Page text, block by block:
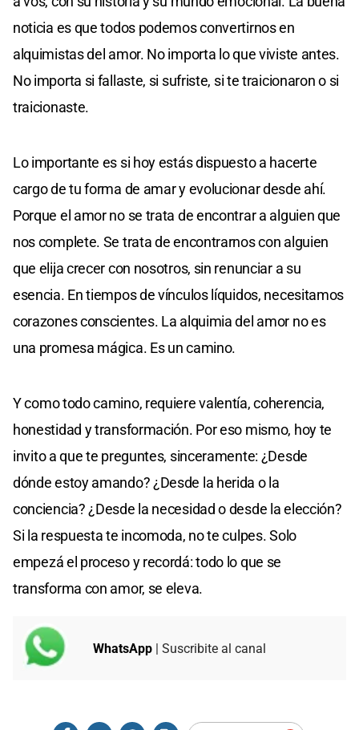
noticia es que todos podemos convertirnos en
alquimistas del amor. No importa lo que viviste antes.
No importa si fallaste, si sufriste, si te traicionaron o si
traicionaste.
Lo importante es si hoy estás dispuesto a hacerte
cargo de tu forma de amar y evolucionar desde ahí.
Porque el amor no se trata de encontrar a alguien que
nos complete. Se trata de encontrarnos con alguien
que elija crecer con nosotros, sin renunciar a su
esencia. En tiempos de vínculos líquidos, necesitamos
corazones conscientes. La alquimia del amor no es
una promesa mágica. Es un camino.
Y como todo camino, requiere valentía, coherencia,
honestidad y transformación. Por eso mismo, hoy te
invito a que te preguntes, sinceramente: ¿Desde
dónde estoy amando? ¿Desde la herida o la
conciencia? ¿Desde la necesidad o desde la elección?
Si la respuesta te incomoda, no te culpes. Solo
empezá el proceso y recordá: todo lo que se
transforma con amor, se eleva.
WhatsApp | Suscribite al canal